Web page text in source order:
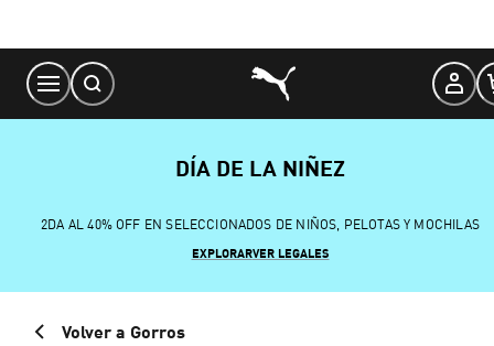
Content
DÍA DE LA NIÑEZ
2DA AL 40% OFF EN SELECCIONADOS DE NIÑOS, PELOTAS Y MOCHILAS
EXPLORARVER LEGALES
Volver a Gorros